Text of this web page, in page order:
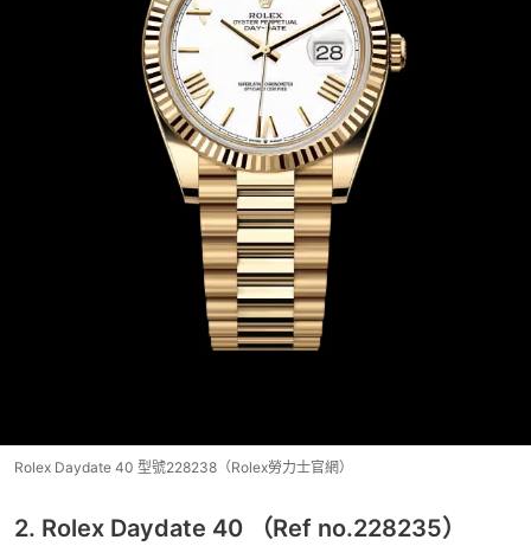
Rolex Daydate 40 型號228238（Rolex勞力士官網）
2. Rolex Daydate 40 （Ref no.228235）